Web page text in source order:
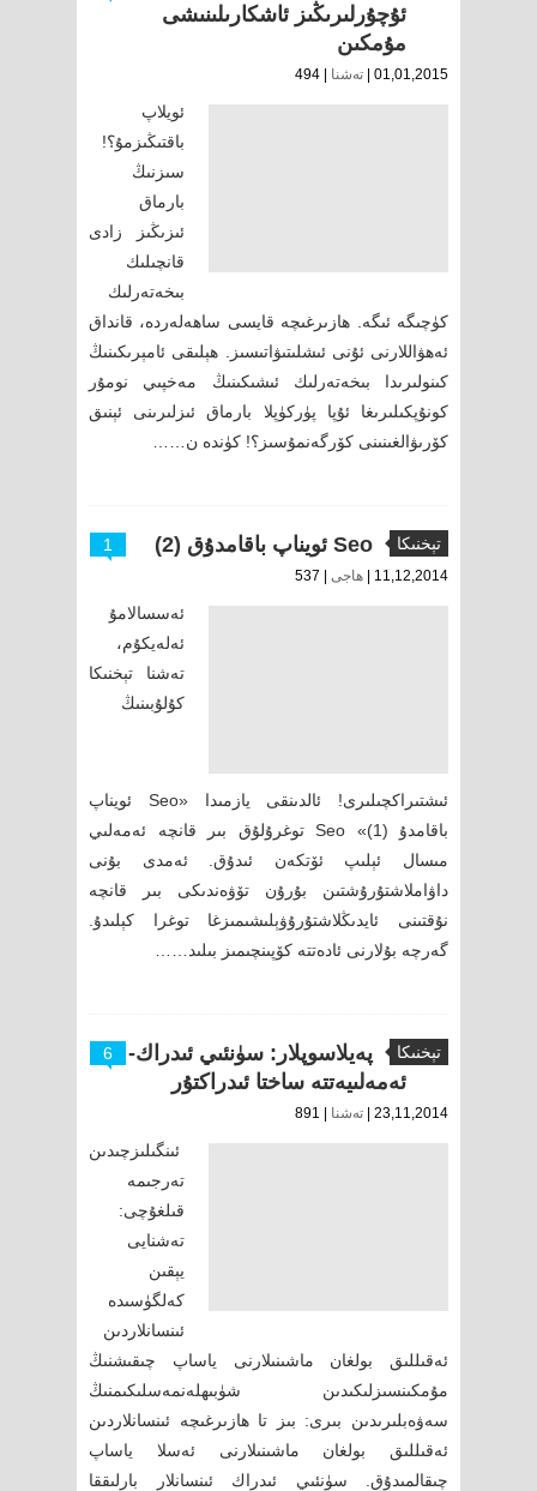
ئۇچۇرلىرىڭىز ئاشكارىلىنىشى
مۇمكىن
01,01,2015 | تەشنا
ئويلاپ
باقتىڭىزمۇ؟!
سىزنىڭ
بارماق
ئىزىڭىز زادى
قانچىلىك
بىخەتەرلىك
كۈچىگە ئىگە. ھازىرغىچە قايسى ساھەلەردە، قانداق
ئەھۋاللارنى ئۇنى ئىشلىتىۋاتىسىز. ھېلىقى ئامېرىكىنىڭ
كىنولىرىدا بىخەتەرلىك ئىشىكىنىڭ مەخپىي نومۇر
كونۇپكىلىرىغا ئۇپا پۈركۈپلا بارماق ئىزلىرىنى ئېنىق
كۆرىۋالغىنىنى كۆرگەنمۇسىز؟! كۈندە ن……
تېخنىكا Seo ئويناپ باقامدۇق (2) 1
11,12,2014 | ھاجى
ئەسسالامۇ
ئەلەيكۇم،
تەشنا تېخنىكا
كۇلۇبىنىڭ
ئىشتىراكچىلىرى! ئالدىنقى يازمىدا «Seo ئويناپ
باقامدۇ (1)» Seo توغرۇلۇق بىر قانچە ئەمەلىي
مىسال ئېلىپ ئۆتكەن ئىدۇق. ئەمدى بۇنى
داۋاملاشتۇرۇشتىن بۇرۇن تۆۋەندىكى بىر قانچە
نۇقتىنى ئايدىڭلاشتۇرۇۋېلىشىمىزغا توغرا كېلىدۇ.
گەرچە بۇلارنى ئادەتتە كۆپىنچىمىز بىلىد……
تېخنىكا
پەيلاسوپلار: سۈنئىي ئىدراك-
ئەمەلىيەتتە ساختا ئىدراكتۇر
6
23,11,2014 | تەشنا
ئىنگىلىزچىدىن
تەرجىمە
قىلغۇچى:
تەشنايى
يېقىن
كەلگۈسىدە
ئىنسانلاردىن
ئەقىللىق بولغان ماشىنىلارنى ياساپ چىقىشنىڭ
مۇمكىنسىزلىكىدىن شۈبىھلەنمەسلىكىمنىڭ
سەۋەبلىرىدىن بىرى: بىز تا ھازىرغىچە ئىنسانلاردىن
ئەقىللىق بولغان ماشىنىلارنى ئەسلا ياساپ
چىقالمىدۇق. سۈنئىي ئىدراك ئىنسانلار بارلىققا